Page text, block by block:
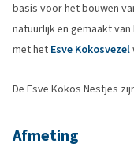
basis voor het bouwen
natuurlijk en gemaakt
met het Esve Kokosvezel
De Esve Kokos Nestjes
Afmeting